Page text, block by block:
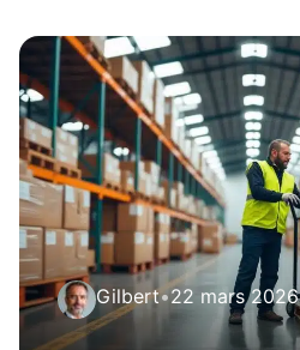
Gilbert•22 mars 2026